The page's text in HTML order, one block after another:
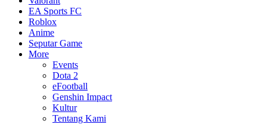
EA Sports FC
Roblox
Anime
Seputar Game
More
Events
Dota 2
eFootball
Genshin Impact
Kultur
Tentang Kami